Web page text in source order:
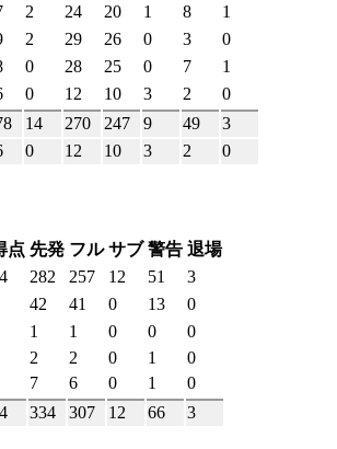
2 24 20 1 8
1
2 29 26 0 3
0
0 28 25 0 7
1
0 12 10 3 2
0
14 270 247 9 49
3
0 12 10 3 2 0
点 先発 フル サブ 警告 退場
282 257 12 51
3
42 41 0 13
0
1 1 0 0
0
2 2 0 1
0
7 6 0 1
0
334 307 12 66 3